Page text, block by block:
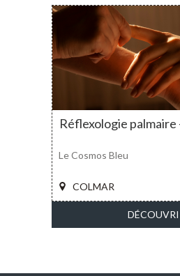
Réflexologie palmaire
COLMAR
Le Cosmos Bleu